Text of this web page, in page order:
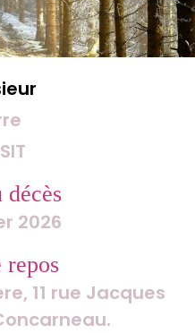
décès
2026
repos
11 rue Jacques